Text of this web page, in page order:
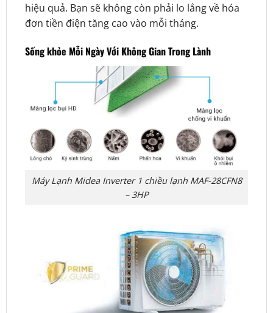
hiệu quả. Bạn sẽ không còn phải lo lắng về hóa
đơn tiền điện tăng cao vào mỗi tháng.
Sống khỏe Mỗi Ngày Với Không Gian Trong Lành
Máy Lạnh Midea Inverter 1 chiều lạnh MAF-28CFN8
– 3HP